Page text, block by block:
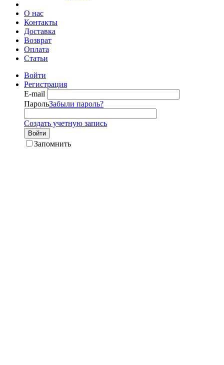
О нас
Контакты
Доставка
Возврат
Оплата
Статьи
Войти
Регистрация
E-mail
ПарольЗабыли пароль?
Создать учетную запись
Войти
Запомнить